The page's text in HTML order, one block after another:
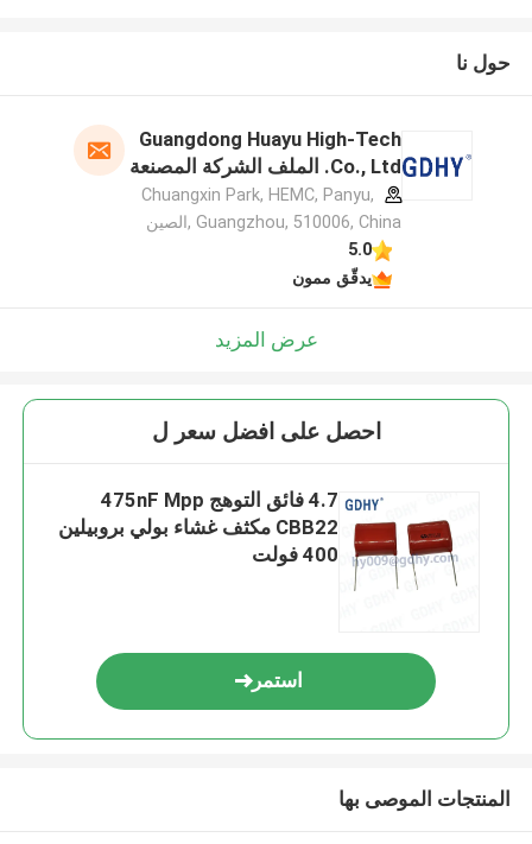
حول نا
Guangdong Huayu High-Tech
Co., Ltd. الملف الشركة المصنعة
Chuangxin Park, HEMC, Panyu,
Guangzhou, 510006, China ,الصين
5.0
يدقّق ممون
عرض المزيد
احصل على افضل سعر ل
4.7 فائق التوهج 475nF Mpp
CBB22 مكثف غشاء بولي بروبيلين
400 فولت
استمر
المنتجات الموصى بها